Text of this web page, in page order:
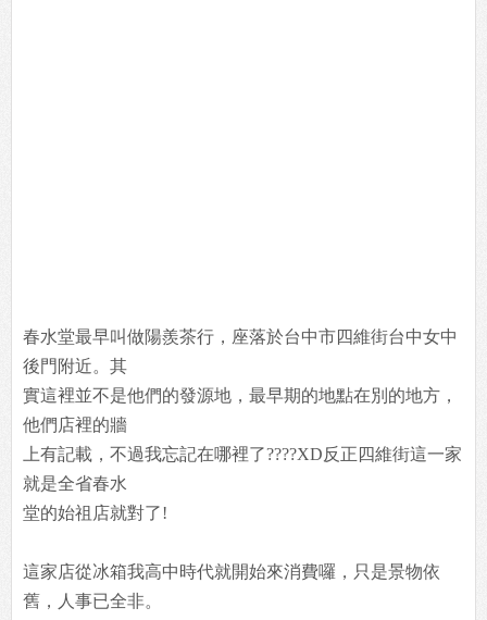
春水堂最早叫做陽羨茶行，座落於台中市四維街台中女中
後門附近。其
實這裡並不是他們的發源地，最早期的地點在別的地方，
他們店裡的牆
上有記載，不過我忘記在哪裡了????XD反正四維街這一家
就是全省春水
堂的始祖店就對了!
這家店從冰箱我高中時代就開始來消費囉，只是景物依
舊，人事已全非。